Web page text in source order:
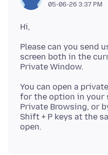
05-06-26 3:37 PM
Please can you send
screen both in the
You can open a
for the option in your
Private Browsing, or
Shift + P keys at the